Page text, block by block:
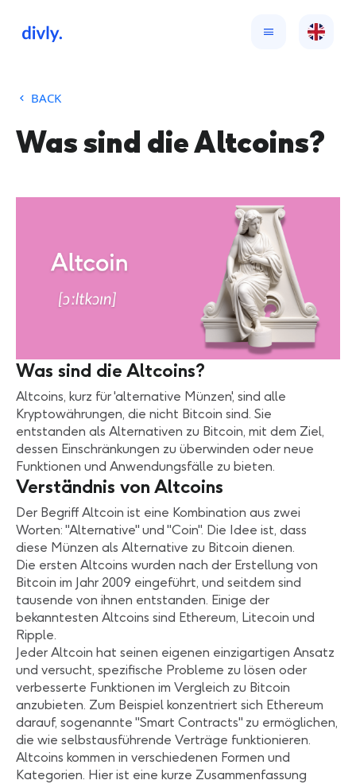
BACK
Was sind die Altcoins?
Was sind die Altcoins?
Altcoins, kurz für 'alternative Münzen', sind alle
Kryptowährungen, die nicht Bitcoin sind. Sie
entstanden als Alternativen zu Bitcoin, mit dem Ziel,
dessen Einschränkungen zu überwinden oder neue
Funktionen und Anwendungsfälle zu bieten.
Verständnis von Altcoins
Der Begriff Altcoin ist eine Kombination aus zwei
Worten: "Alternative" und "Coin". Die Idee ist, dass
diese Münzen als Alternative zu Bitcoin dienen.
Die ersten Altcoins wurden nach der Erstellung von
Bitcoin im Jahr 2009 eingeführt, und seitdem sind
tausende von ihnen entstanden. Einige der
bekanntesten Altcoins sind Ethereum, Litecoin und
Ripple.
Jeder Altcoin hat seinen eigenen einzigartigen Ansatz
und versucht, spezifische Probleme zu lösen oder
verbesserte Funktionen im Vergleich zu Bitcoin
anzubieten. Zum Beispiel konzentriert sich Ethereum
darauf, sogenannte "Smart Contracts" zu ermöglichen,
die wie selbstausführende Verträge funktionieren.
Altcoins kommen in verschiedenen Formen und
Kategorien. Hier ist eine kurze Zusammenfassung